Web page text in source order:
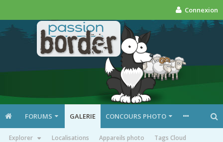
Connexion
FORUMS GALERIE
Explorer Localisations Appareils photo Tags Cloud
CONCOURS PHOTO